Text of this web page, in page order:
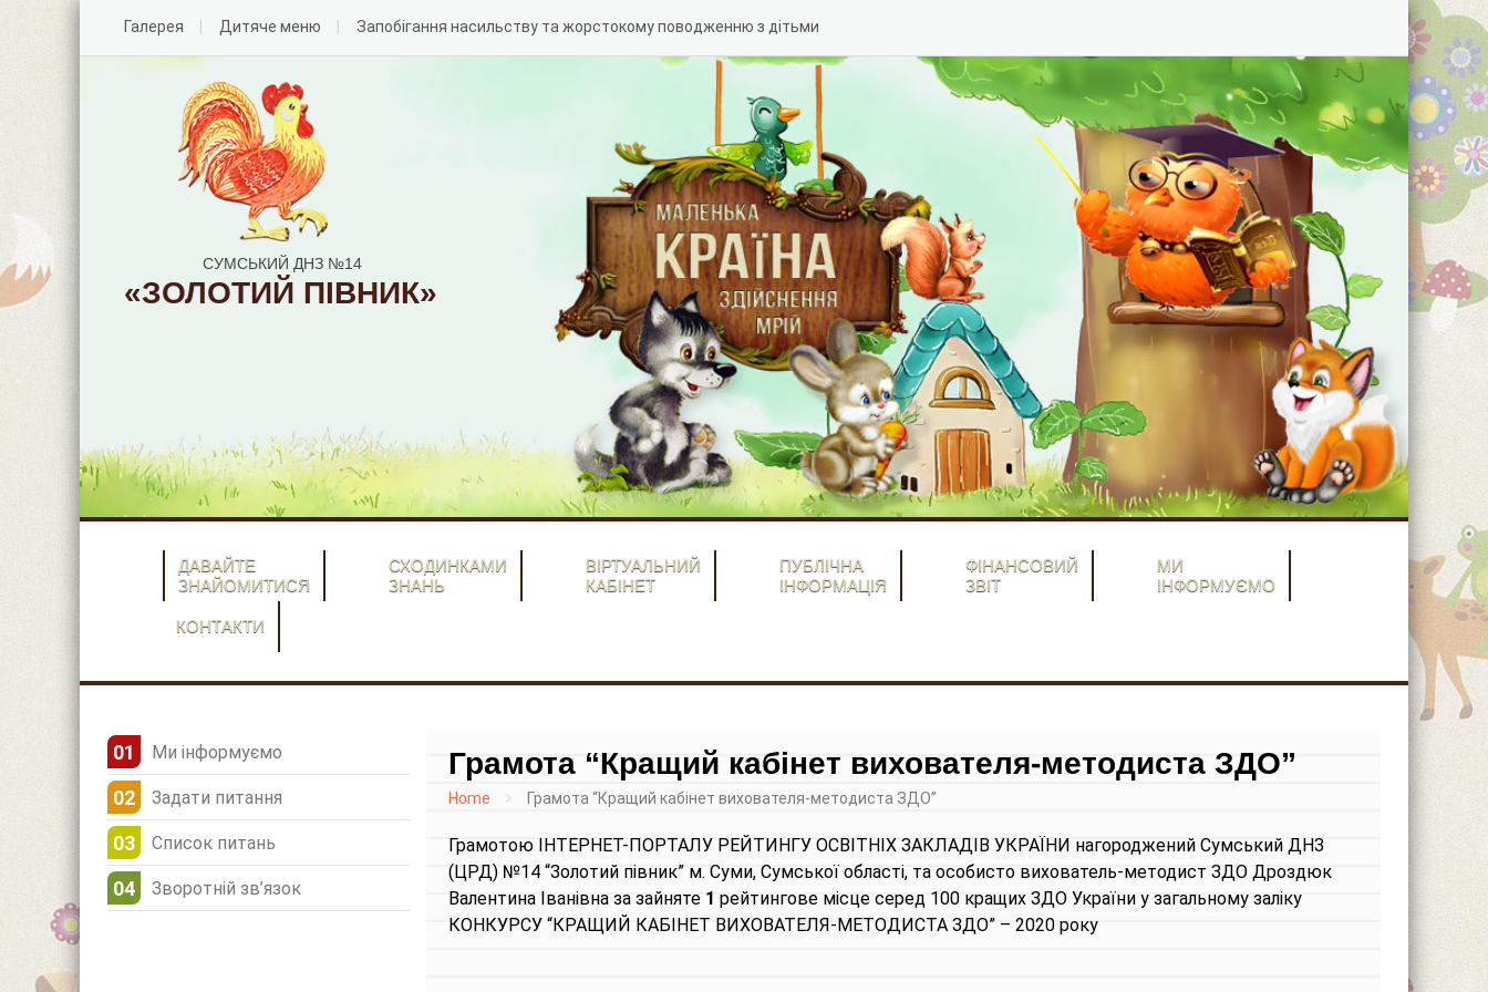
Галерея Дитяче меню Запобігання насильству та жорстокому поводженню з дітьми
СУМСЬКИЙ ДНЗ №14
«ЗОЛОТИЙ ПІВНИК»
ДАВАЙТЕ
ЗНАЙОМИТИСЯ
СХОДИНКАМИ
ЗНАНЬ
ВІРТУАЛЬНИЙ
КАБІНЕТ
ПУБЛІЧНА
ІНФОРМАЦІЯ
ФІНАНСОВИЙ
ЗВІТ
МИ
ІНФОРМУЄМО
КОНТАКТИ
Ми інформуємо
Задати питання
Список питань
Зворотній зв’язок
Грамота “Кращий кабінет вихователя-методиста ЗДО”
Home Грамота “Кращий кабінет вихователя-методиста ЗДО”
Грамотою ІНТЕРНЕТ-ПОРТАЛУ РЕЙТИНГУ ОСВІТНІХ ЗАКЛАДІВ УКРАЇНИ нагороджений Сумський ДНЗ
(ЦРД) №14 “Золотий півник” м. Суми, Сумської області, та особисто вихователь-методист ЗДО Дроздюк
Валентина Іванівна за зайняте 1 рейтингове місце серед 100 кращих ЗДО України у загальному заліку
КОНКУРСУ “КРАЩИЙ КАБІНЕТ ВИХОВАТЕЛЯ-МЕТОДИСТА ЗДО” – 2020 року